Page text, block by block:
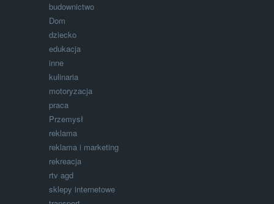
budownictwo
Dom
dziecko
edukacja
inne
kulinaria
motoryzacja
praca
Przemysł
reklama
reklama i marketing
rekreacja
rtv agd
sklepy internetowe